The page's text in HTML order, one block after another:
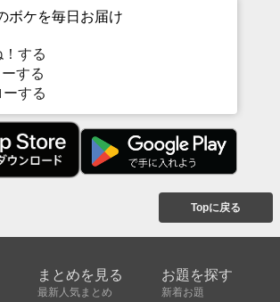
ボケを毎日お届け
する
する
する
Topに戻る
まとめを見る
最新人気まとめ
お題を探す
新着お題